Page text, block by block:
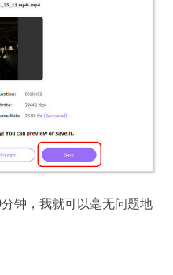
钟，我就可以毫无问题地